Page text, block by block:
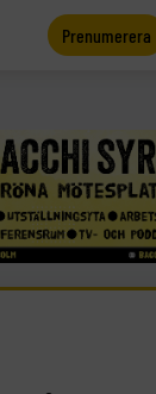
Prenumerera